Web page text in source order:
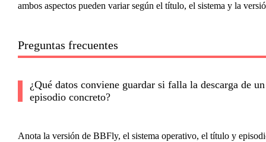
ambos aspectos pueden variar según el título, el sistema y la
Preguntas frecuentes
¿Qué datos conviene guardar si falla la descarga de un
episodio concreto?
Anota la versión de BBFly, el sistema operativo, el título y